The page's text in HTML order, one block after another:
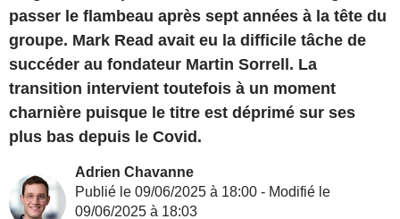
passer le flambeau après sept années à la tête du
groupe. Mark Read avait eu la difficile tâche de
succéder au fondateur Martin Sorrell. La
transition intervient toutefois à un moment
charnière puisque le titre est déprimé sur ses
plus bas depuis le Covid.
Adrien Chavanne
Publié le 09/06/2025 à 18:00 - Modifié le
09/06/2025 à 18:03